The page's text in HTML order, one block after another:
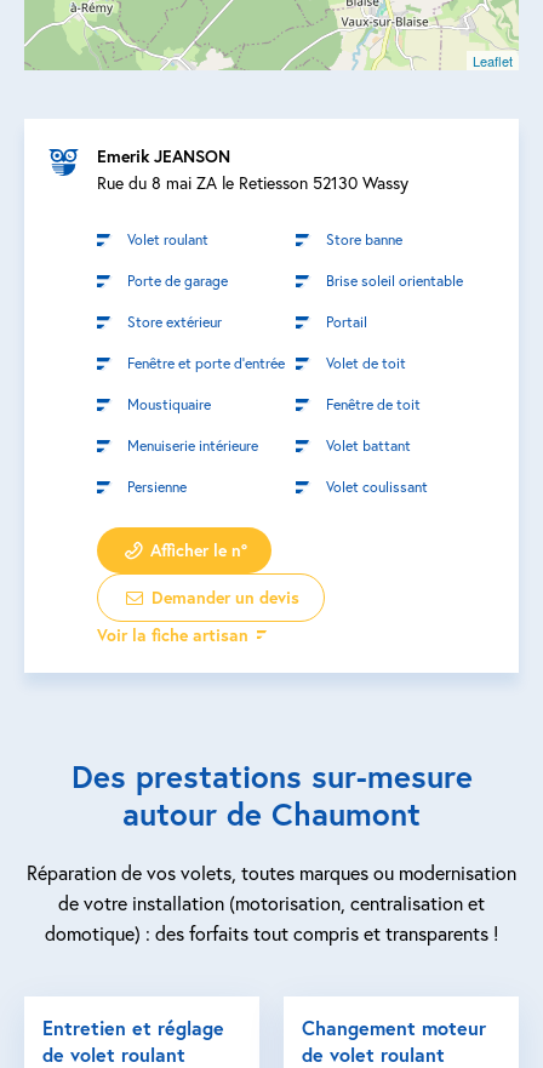
Leaflet
Emerik JEANSON
Rue du 8 mai ZA le Retiesson 52130 Wassy
Volet roulant Store banne
Porte de garage Brise soleil orientable
Store extérieur Portail
Fenêtre et porte d’entrée Volet de toit
Moustiquaire Fenêtre de toit
Menuiserie intérieure Volet battant
Persienne Volet coulissant
Afficher le n°
Demander un devis
Voir la fiche artisan
Des prestations sur-mesure
autour de Chaumont
Réparation de vos volets, toutes marques ou modernisation
de votre installation (motorisation, centralisation et
domotique) : des forfaits tout compris et transparents !
Entretien et réglage
de volet roulant
Changement moteur
de volet roulant